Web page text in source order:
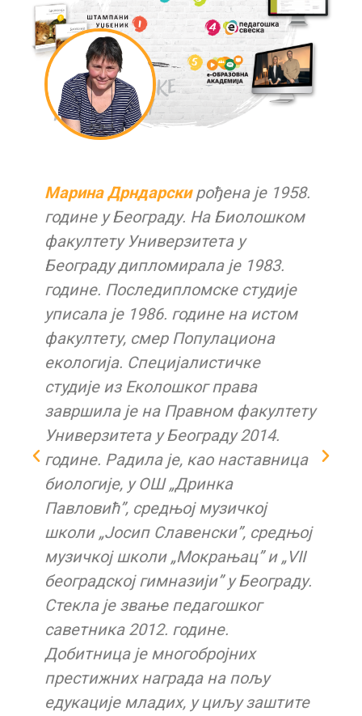
Марина Дрндарскирођена је 1958.
године у Београду. На Биолошком
факултету Универзитета у
Београду дипломирала је 1983.
године. Последипломске студије
уписала је 1986. године на истом
факултету, смер Популациона
екологија. Специјалистичке
студије из Еколошког права
завршила је на Правном факултету
Универзитета у Београду 2014.
године. Радила је, као наставница
биологије, у ОШ „Дринка
Павловић”, средњој музичкој
школи „Јосип Славенски”, средњој
музичкој школи „Мокрањац” и „VII
београдској гимназији” у Београду.
Стекла је звање педагошког
саветника 2012. године.
Добитница је многобројних
престижних награда на пољу
едукације младих, у циљу заштите